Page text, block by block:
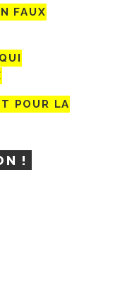
FAUX
POUR LA
!